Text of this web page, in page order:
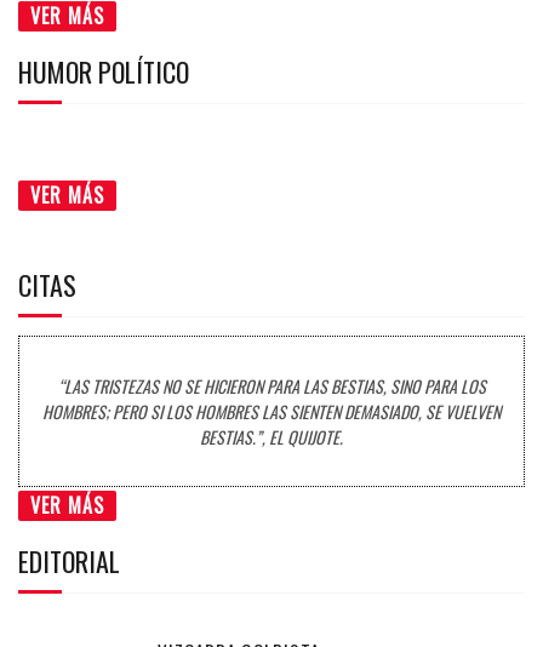
VER MÁS
HUMOR POLÍTICO
VER MÁS
CITAS
“LAS TRISTEZAS NO SE HICIERON PARA LAS BESTIAS, SINO PARA LOS
HOMBRES; PERO SI LOS HOMBRES LAS SIENTEN DEMASIADO, SE VUELVEN
BESTIAS.”, EL QUIJOTE.
VER MÁS
EDITORIAL